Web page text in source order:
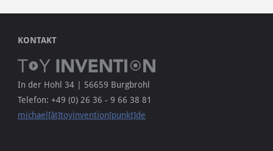
KONTAKT
In der Hohl 34 | 56659 Burgbrohl
Telefon: +49 (0) 26 36 - 9 66 38 81
michael[ät]toyinvention[punkt]de